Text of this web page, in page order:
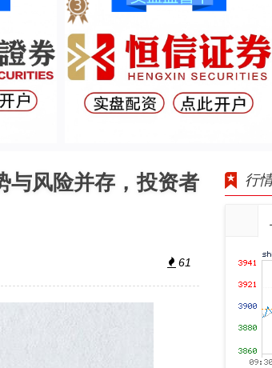
与风险并存，投资者
61
行